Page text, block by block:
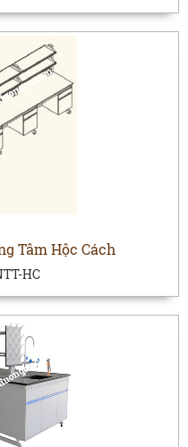
Tâm Hộc Cách
HC